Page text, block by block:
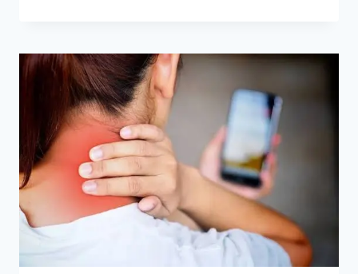
આદત
(RESTLESS
LEG
SYNDROME)
અને
તેનું
ન્યુરોલોજીકલ
કારણ.